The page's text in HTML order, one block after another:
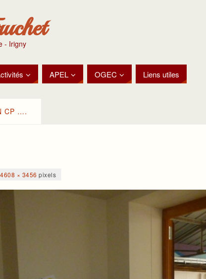
- Irigny
APEL OGEC Liens utiles
CP ….
4608 × 3456 pixels